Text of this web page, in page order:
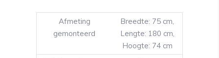
Afmeting
gemonteerd
Breedte: 75 cm,
Lengte: 180 cm,
Hoogte: 74 cm